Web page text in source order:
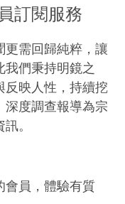
訂閱服務
需回歸純粹，讓
們秉持明鏡之
反映人性，持續挖
度調查報導為宗
。
會員，體驗有質